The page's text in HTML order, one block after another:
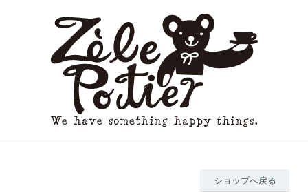
ショップへ戻る